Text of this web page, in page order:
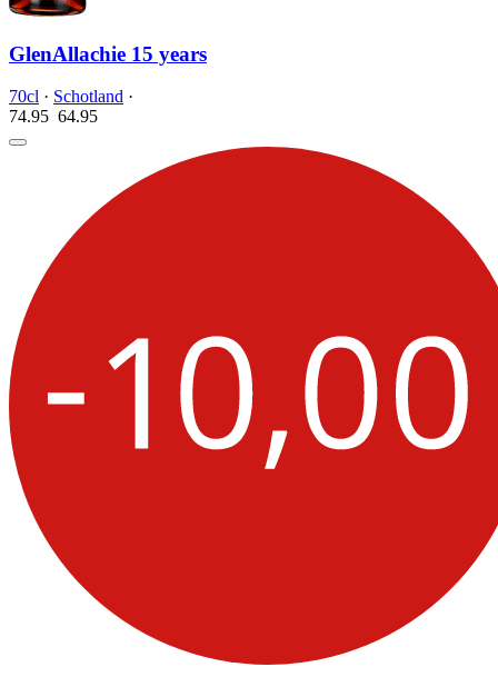
GlenAllachie 15 years
70cl · Schotland ·
74.95 64.95